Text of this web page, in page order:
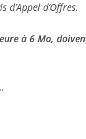
d’Appel d’Offres.
à 6 Mo,